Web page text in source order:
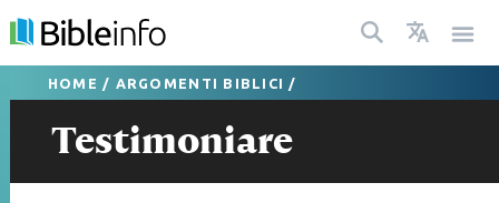
HOME / ARGOMENTI BIBLICI /
Testimoniare